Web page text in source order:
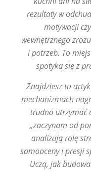
rezultaty w
motywacji
wewnętrznego
i potrzeb. To
spotyka się z
Znajdziesz tu
mechanizmach
trudno utrzymać
„zaczynam od
analizują rolę
samooceny i presji
Uczą, jak